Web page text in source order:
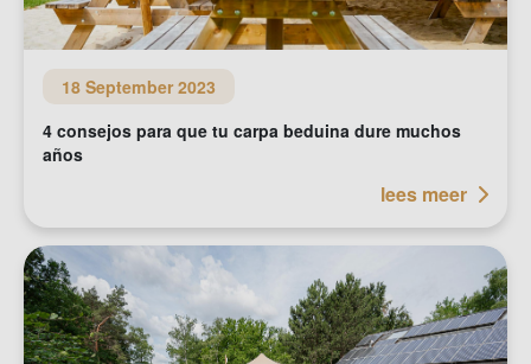
18 September 2023
4 consejos para que tu carpa beduina dure muchos
años
lees meer